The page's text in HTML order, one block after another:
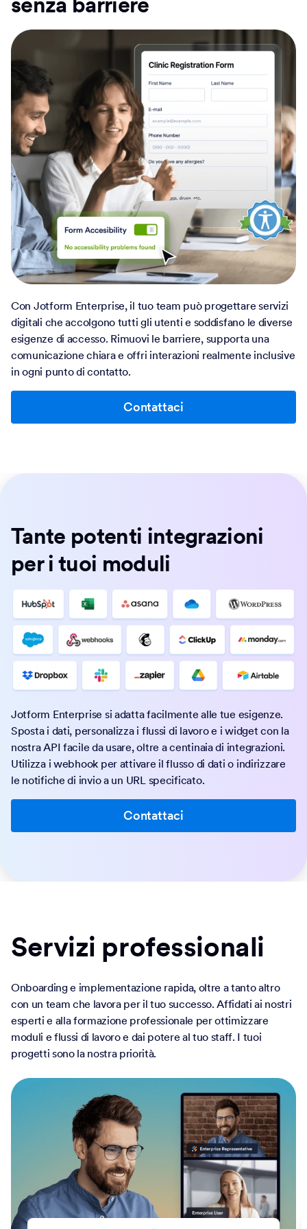
Con Jotform Enterprise, il tuo team può progettare servizi
digitali che accolgono tutti gli utenti e soddisfano le diverse
esigenze di accesso. Rimuovi le barriere, supporta una
comunicazione chiara e offri interazioni realmente inclusive
in ogni punto di contatto.
Contattaci
Tante potenti integrazioni
per i tuoi moduli
Jotform Enterprise si adatta facilmente alle tue esigenze.
Sposta i dati, personalizza i flussi di lavoro e i widget con la
nostra API facile da usare, oltre a centinaia di integrazioni.
Utilizza i webhook per attivare il flusso di dati o indirizzare
le notifiche di invio a un URL specificato.
Contattaci
Servizi professionali
Onboarding e implementazione rapida, oltre a tanto altro
con un team che lavora per il tuo successo. Affidati ai nostri
esperti e alla formazione professionale per ottimizzare
moduli e flussi di lavoro e dai potere al tuo staff. I tuoi
progetti sono la nostra priorità.